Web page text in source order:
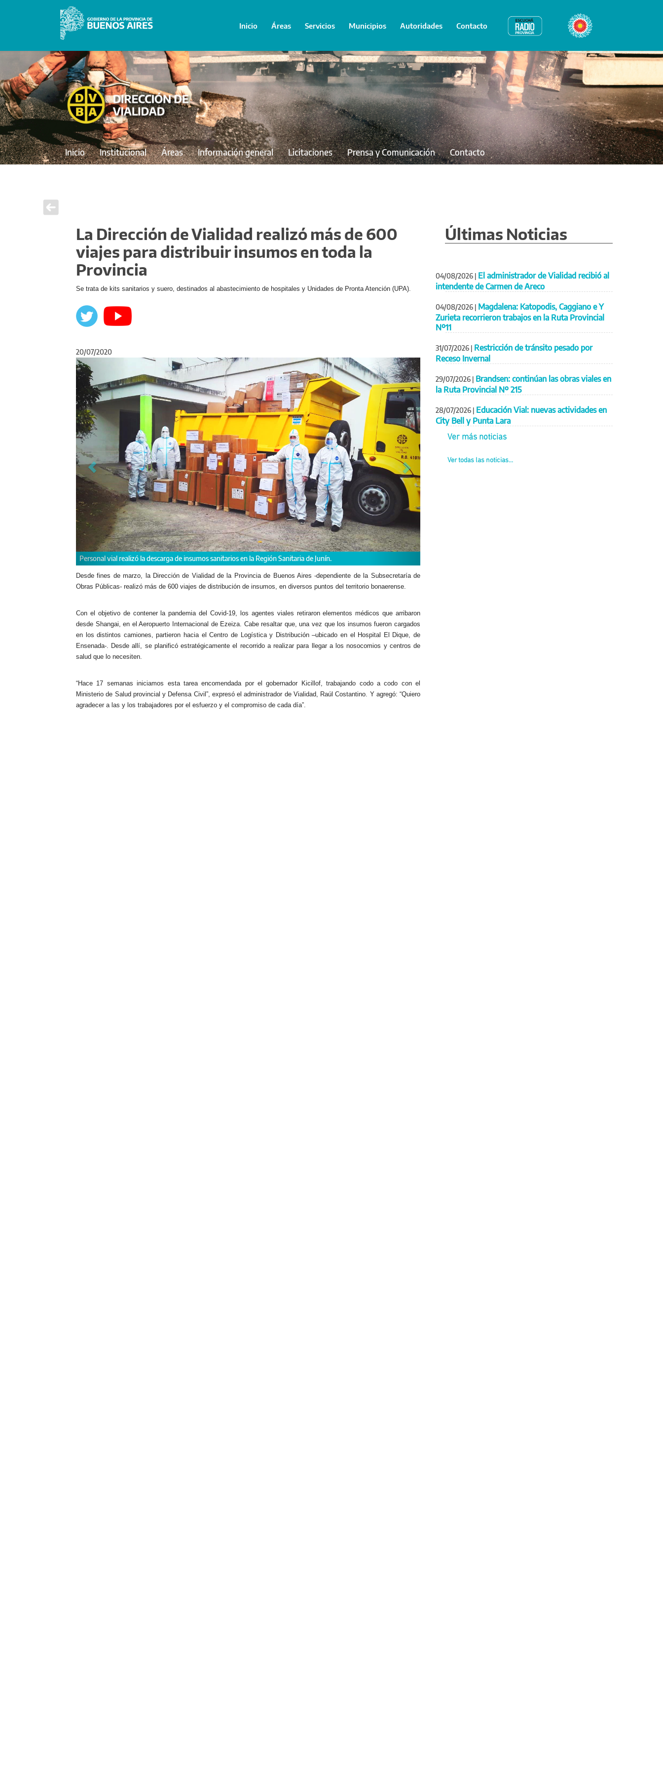
Inicio Áreas Servicios Municipios Autoridades Contacto Radio Provincia Bicentenario
Inicio Institucional Áreas Información general Licitaciones Prensa y Comunicación Contacto
La Dirección de Vialidad realizó más de 600
viajes para distribuir insumos en toda la
Provincia
Se trata de kits sanitarios y suero, destinados al abastecimiento de hospitales y Unidades de Pronta Atención (UPA).
20/07/2020
sanitarios en la Región Sanitaria de Junín.
Hospital Eva Perón, Tres de Febrero.
Siguiente
Desde fines de marzo, la Dirección de Vialidad de la Provincia de Buenos Aires -dependiente de la Subsecretaría de
Obras Públicas- realizó más de 600 viajes de distribución de insumos, en diversos puntos del territorio bonaerense.
Con el objetivo de contener la pandemia del Covid-19, los agentes viales retiraron elementos médicos que arribaron
desde Shangai, en el Aeropuerto Internacional de Ezeiza. Cabe resaltar que, una vez que los insumos fueron cargados
en los distintos camiones, partieron hacia el Centro de Logística y Distribución –ubicado en el Hospital El Dique, de
Ensenada-. Desde allí, se planificó estratégicamente el recorrido a realizar para llegar a los nosocomios y centros de
salud que lo necesiten.
“Hace 17 semanas iniciamos esta tarea encomendada por el gobernador Kicillof, trabajando codo a codo con el
Ministerio de Salud provincial y Defensa Civil”, expresó el administrador de Vialidad, Raúl Costantino. Y agregó: “Quiero
agradecer a las y los trabajadores por el esfuerzo y el compromiso de cada día”.
Últimas Noticias
04/08/2026 | El administrador de Vialidad recibió al
intendente de Carmen de Areco
04/08/2026 | Magdalena: Katopodis, Caggiano e Y
Zurieta recorrieron trabajos en la Ruta Provincial
Nº11
31/07/2026 | Restricción de tránsito pesado por
Receso Invernal
29/07/2026 | Brandsen: continúan las obras viales en
la Ruta Provincial Nº 215
28/07/2026 | Educación Vial: nuevas actividades en
City Bell y Punta Lara
Ver más noticias
Ver todas las noticias...